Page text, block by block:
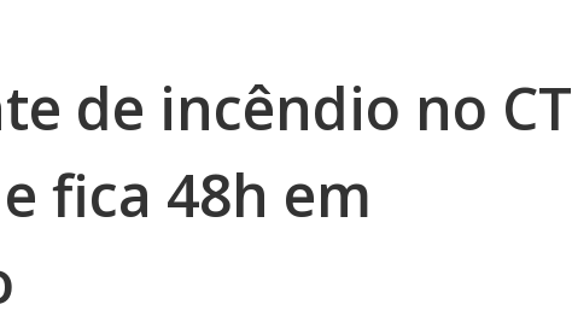
de incêndio no CT
fica 48h em